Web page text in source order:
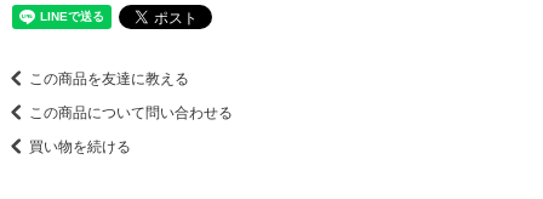
この商品を友達に教える
この商品について問い合わせる
買い物を続ける